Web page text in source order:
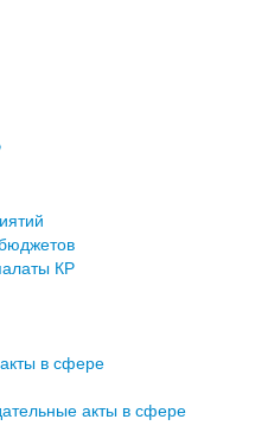
КР
в сфере
акты в сфере